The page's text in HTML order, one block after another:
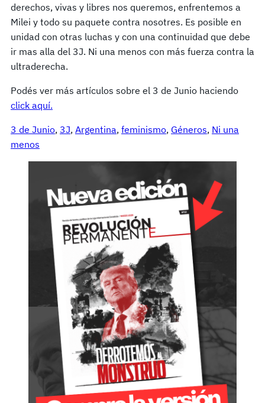
derechos, vivas y libres nos queremos, enfrentemos a
Milei y todo su paquete contra nosotres. Es posible en
unidad con otras luchas y con una continuidad que debe
ir mas alla del 3J. Ni una menos con más fuerza contra la
ultraderecha.
Podés ver más artículos sobre el 3 de Junio haciendo
click aquí.
3 de Junio, 3J, Argentina, feminismo, Géneros, Ni una
menos